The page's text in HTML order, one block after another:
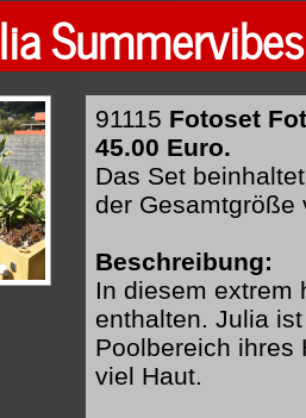
91115 Fotoset
45.00 Euro.
Das Set
der Gesamtgröße
Beschreibung:
In diesem extrem
enthalten. Julia
Poolbereich ihres
viel Haut.